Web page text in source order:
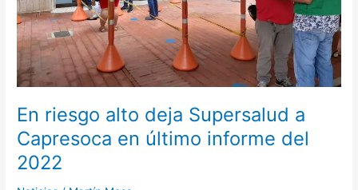
En riesgo alto deja Supersalud a
Capresoca en último informe del
2022
informe
del
2022